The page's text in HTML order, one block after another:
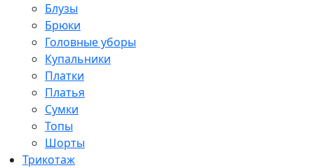
Блузы
Брюки
Головные уборы
Купальники
Платки
Платья
Сумки
Топы
Шорты
Трикотаж